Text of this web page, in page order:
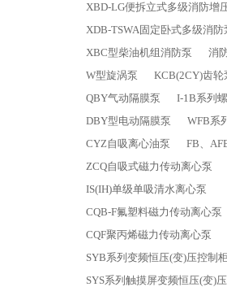
XBD-LG便拆立式多级消防增
XDB-TSWA固定卧式多级消防
XBC型柴油机组消防泵
消
W型旋涡泵
KCB(2CY)齿轮
QBY气动隔膜泵
I-1B系列
DBY型电动隔膜泵
WFB系
CYZ自吸离心油泵
FB、
ZCQ自吸式磁力传动离心泵
IS(IH)单级单吸清水离心泵
CQB-F氟塑料磁力传动离心泵
CQF聚丙烯磁力传动离心泵
SYB系列变频恒压(变)压控制
SYS系列触摸屏变频恒压(变)